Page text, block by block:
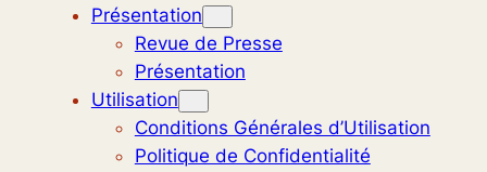
Présentation
Revue de Presse
Présentation
Utilisation
Conditions Générales d’Utilisation
Politique de Confidentialité